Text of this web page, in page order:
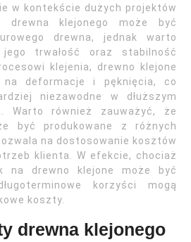
w kontekście dużych projektów
drewna klejonego może być
drewna, jednak warto
trwałość oraz stabilność
klejenia, drewno klejone
deformacje i pęknięcia, co
niezawodne w dłuższym
Warto również zauważyć, że
być produkowane z różnych
na dostosowanie kosztów
klienta. W efekcie, chociaż
na drewno klejone może być
korzyści mogą
koszty.
drewna klejonego